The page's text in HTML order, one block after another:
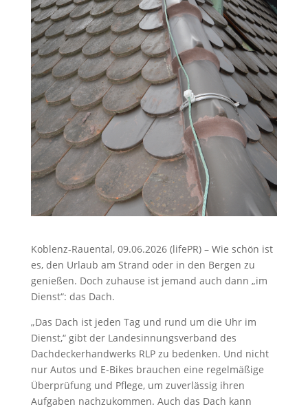
Koblenz-Rauental, 09.06.2026 (lifePR) – Wie schön ist
es, den Urlaub am Strand oder in den Bergen zu
genießen. Doch zuhause ist jemand auch dann „im
Dienst“: das Dach.
„Das Dach ist jeden Tag und rund um die Uhr im
Dienst,“ gibt der Landesinnungsverband des
Dachdeckerhandwerks RLP zu bedenken. Und nicht
nur Autos und E-Bikes brauchen eine regelmäßige
Überprüfung und Pflege, um zuverlässig ihren
Aufgaben nachzukommen. Auch das Dach kann